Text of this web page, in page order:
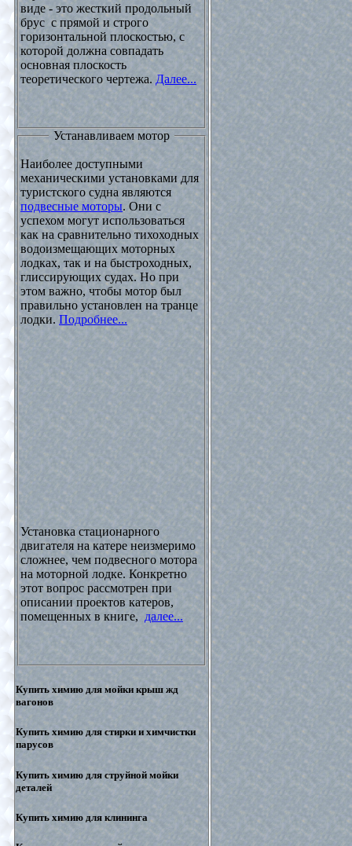
виде - это жесткий продольный
брус с прямой и строго
горизонтальной плоскостью, с
которой должна совпадать
основная плоскость
теоретического чертежа. Далее...
Устанавливаем мотор
Наиболее доступными
механическими установками для
туристского судна являются
подвесные моторы. Они с
успехом могут использоваться
как на сравнительно тихоходных
водоизмещающих моторных
лодках, так и на быстроходных,
глиссирующих судах. Но при
этом важно, чтобы мотор был
правильно установлен на транце
лодки. Подробнее...
Установка стационарного
двигателя на катере неизмеримо
сложнее, чем подвесного мотора
на моторной лодке. Конкретно
этот вопрос рассмотрен при
описании проектов катеров,
помещенных в книге, далее...
Купить химию для мойки крыш жд
вагонов
Купить химию для стирки и химчистки
парусов
Купить химию для струйной мойки
деталей
Купить химию для клининга